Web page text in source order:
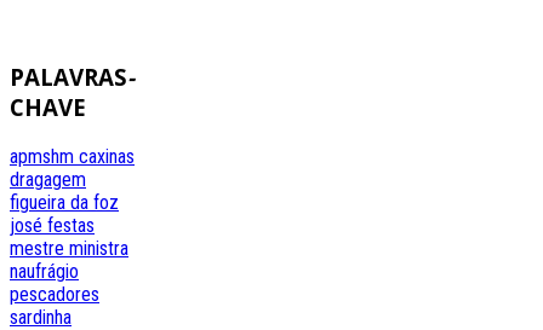
PALAVRAS-
CHAVE
apmshm caxinas
dragagem
figueira da foz
josé festas
mestre ministra
naufrágio
pescadores
sardinha